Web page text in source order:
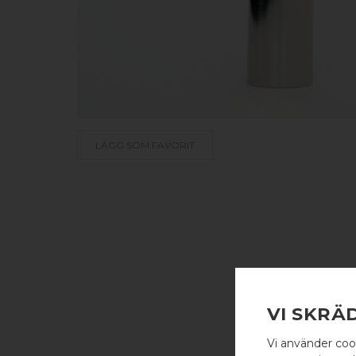
VI
Vi använder